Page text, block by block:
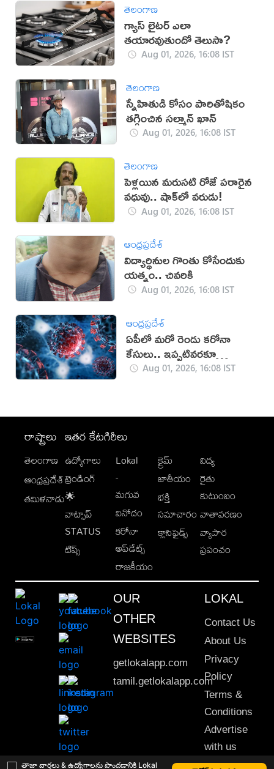
తాజా వార్తలు & ఉద్యోగాలను పొందడానికి Lokal
తెలంగాణ
గ్యాస్ లైటర్ ఎలా
తయారవుతుందో తెలుసా?
Aug 01, 2026, 16:08 IST
తెలంగాణ
స్నేహితుడి కోసం పారితోషికం
తగ్గించిన సల్మాన్ ఖాన్
Aug 01, 2026, 16:08 IST
తెలంగాణ
పెళ్లయిన మరుసటి రోజే పరారైన
వధువు.. షాక్‌లో వరుడు!
Aug 01, 2026, 16:08 IST
ఆంధ్రప్రదేశ్
విద్యార్థినుల గొంతు కోసేందుకు
యత్నం.. చివరికి
Aug 01, 2026, 16:08 IST
ఆంధ్రప్రదేశ్
ఏపీలో మరో రెండు కరోనా
కేసులు.. ఇప్పటివరకూ
ఎన్నంటే?
Aug 01, 2026, 16:08 IST
రాష్ట్రాలు
తెలంగాణ
ఆంధ్రప్రదేశ్
తమిళనాడు
ఇతర కేటగిరీలు
ఉద్యోగాలు
ట్రెండింగ్
🌟
వాట్సాప్
STATUS
టిప్స్
Lokal
-
మగువ
వినోదం
కరోనా
అప్‌డేట్స్
రాజకీయం
క్రైమ్
జాతీయం
భక్తి
సమాచారం
క్లాసిఫైడ్స్
విద్య
రైతు
కుటుంబం
వాతావరణం
వ్యాపార
ప్రపంచం
OUR
OTHER
WEBSITES
getlokalapp.com
tamil.getlokalapp.com
LOKAL
Contact Us
About Us
Privacy
Policy
Terms &
Conditions
Advertise
with us
Sitemap